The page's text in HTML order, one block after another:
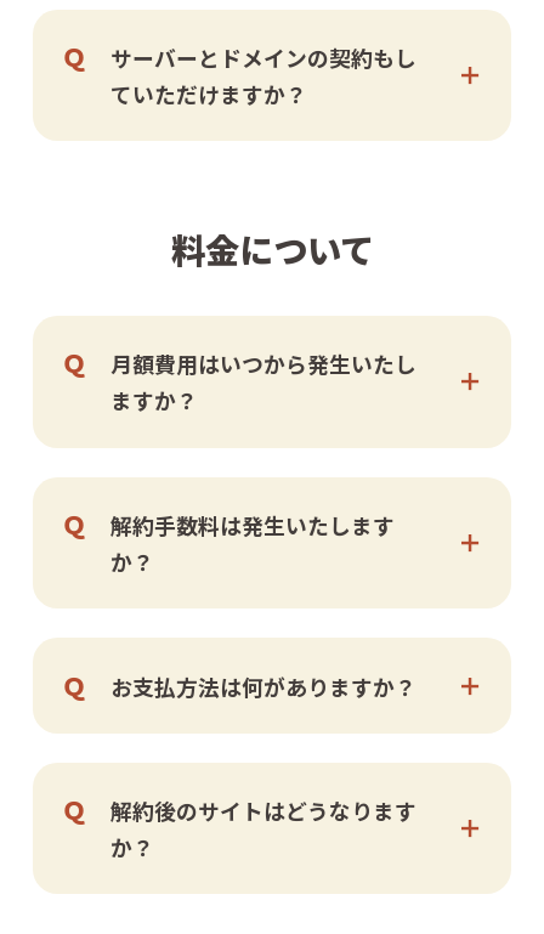
サーバーとドメインの契約もし
ていただけますか？
料金について
月額費用はいつから発生いたし
ますか？
解約手数料は発生いたします
か？
お支払方法は何がありますか？
解約後のサイトはどうなります
か？